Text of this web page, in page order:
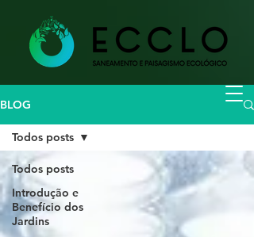
BLOG
Todos posts
Introdução e
Benefício dos
Jardins
Todos posts